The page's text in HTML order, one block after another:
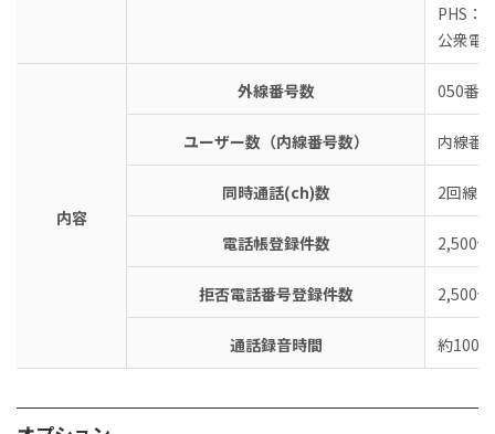
PHS：
公衆電
内容
外線番号数 050番
ユーザー数（内線番号数） 内線番
同時通話(ch)数 2回線
電話帳登録件数 2,500件
拒否電話番号登録件数 2,500件
通話録音時間 約100